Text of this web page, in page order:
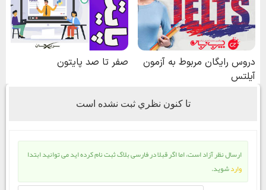
تا كنون نظري ثبت نشده است
ارسال نظر آزاد است، اما اگر قبلا در فارسی بلاگ ثبت نام کرده اید می توانید ابتدا
واردشوید.